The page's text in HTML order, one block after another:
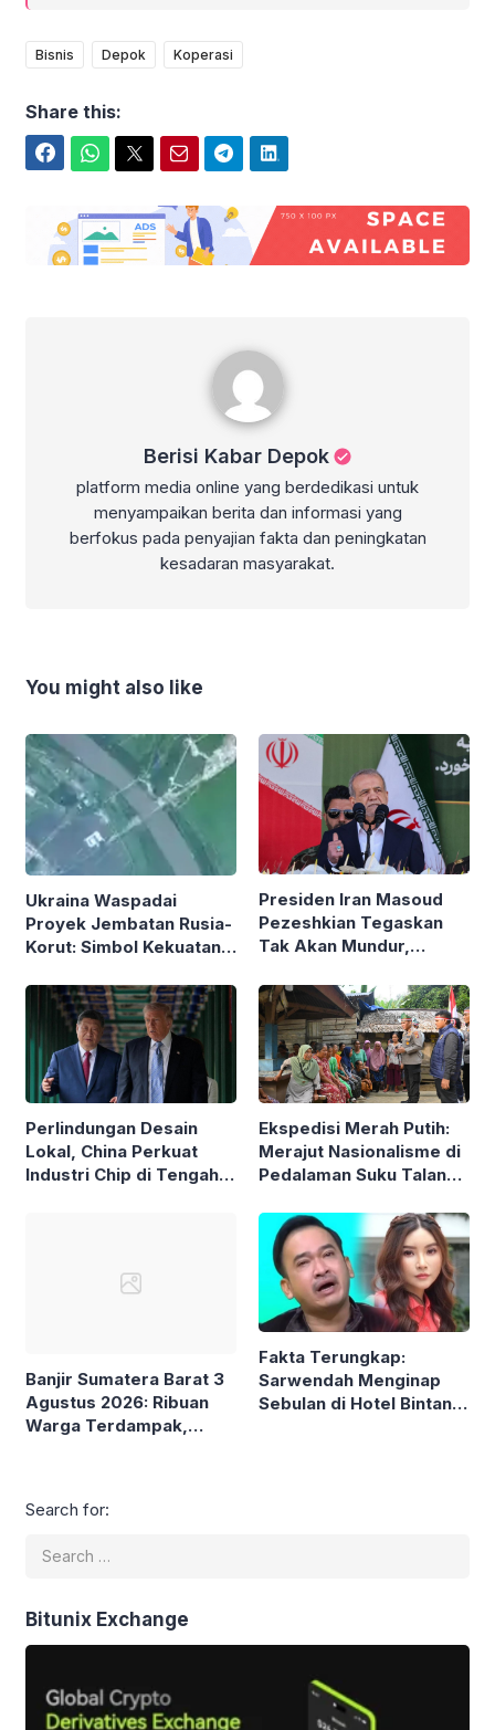
Bisnis Depok Koperasi
Share this:
Berisi Kabar Depok
platform media online yang berdedikasi untuk
menyampaikan berita dan informasi yang
berfokus pada penyajian fakta dan peningkatan
kesadaran masyarakat.
You might also like
Ukraina Waspadai
Proyek Jembatan Rusia-
Korut: Simbol Kekuatan
Presiden Iran Masoud
Pezeshkian Tegaskan
Tak Akan Mundur,
Resign Berulang Kali
Perlindungan Desain
Lokal, China Perkuat
Industri Chip di Tengah
Ekspedisi Merah Putih:
Merajut Nasionalisme di
Pedalaman Suku Talang
81 RI
Banjir Sumatera Barat 3
Agustus 2026: Ribuan
Warga Terdampak,
Fakta Terungkap:
Sarwendah Menginap
Sebulan di Hotel Bintang
Search for:
Bitunix Exchange